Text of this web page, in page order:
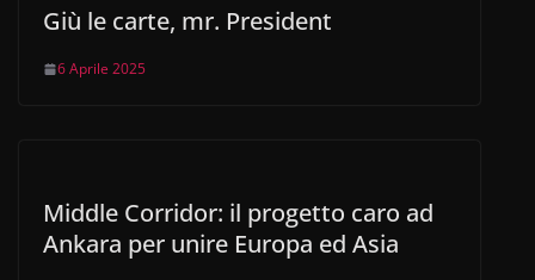
Giù le carte, mr. President
6 Aprile 2025
Middle Corridor: il progetto caro ad
Ankara per unire Europa ed Asia